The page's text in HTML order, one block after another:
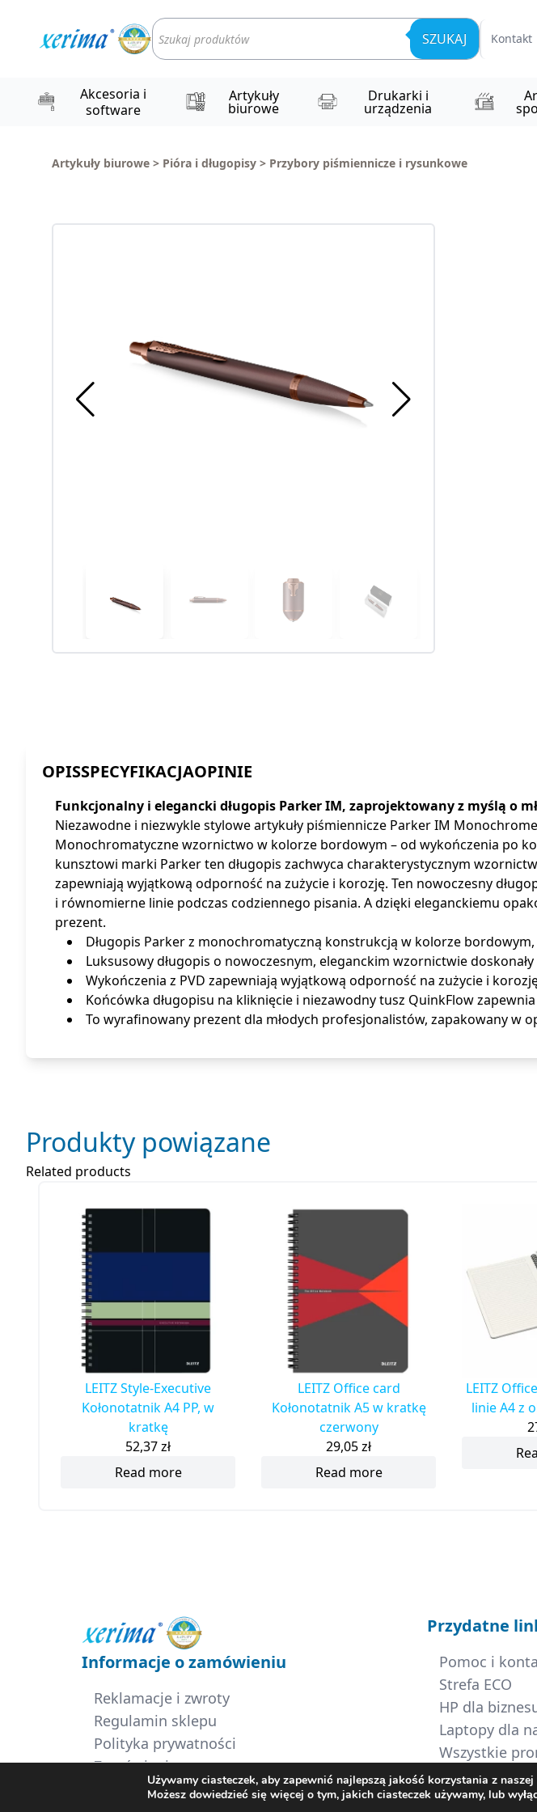
Wyszukiwarka
produktów SZUKAJ Kontakt
Akcesoria i
software
Artykuły
biurowe
Drukarki i
urządzenia
Artykuły biurowe > Pióra i długopisy > Przybory piśmiennicze i rysunkowe
OPISSPECYFIKACJAOPINIE
Funkcjonalny i elegancki długopis Parker IM, zaprojektowany z myślą o
Niezawodne i niezwykle stylowe artykuły piśmiennicze Parker IM
Monochromatyczne wzornictwo w kolorze bordowym – od wykończenia po
kunsztowi marki Parker ten długopis zachwyca charakterystycznym
zapewniają wyjątkową odporność na zużycie i korozję. Ten nowoczesny
i równomierne linie podczas codziennego pisania. A dzięki eleganckiemu
prezent.
Długopis Parker z monochromatyczną konstrukcją w kolorze
Luksusowy długopis o nowoczesnym, eleganckim wzornictwie
Wykończenia z PVD zapewniają wyjątkową odporność na zużycie i
Końcówka długopisu na kliknięcie i niezawodny tusz QuinkFlow
To wyrafinowany prezent dla młodych profesjonalistów, zapakowany w
Produkty powiązane
Related products
LEITZ Style-Executive
Kołonotatnik A4 PP, w
kratkę
52,37zł
Read more
LEITZ Office card
Kołonotatnik A5 w kratkę
czerwony
29,05zł
Read more
LEITZ
linie A4 z
Informacje o zamówieniu
Reklamacje i zwroty
Regulamin sklepu
Polityka prywatności
Zamówienia
Moje konto
Przydatne
Pomoc i
Strefa ECO
HP dla
Laptopy dla
Wszystkie
Używamy ciasteczek, aby zapewnić najlepszą jakość korzystania z
Możesz dowiedzieć się więcej o tym, jakich ciasteczek używamy, lub